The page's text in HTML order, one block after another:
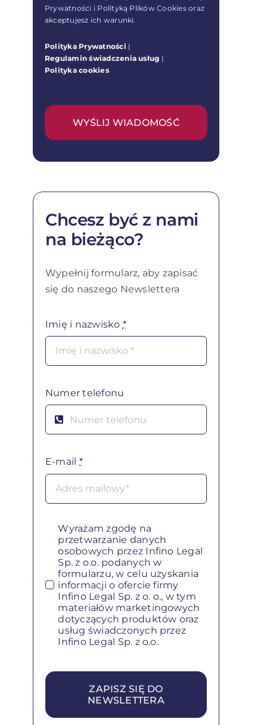
Prywatności i Polityką Plików Cookies oraz
akceptujesz ich warunki.
Polityka Prywatności |
Regulamin świadczenia usług |
Polityka cookies
WYŚLIJ WIADOMOŚĆ
Chcesz być z nami
na bieżąco?
Wypełnij formularz, aby zapisać
się do naszego Newslettera
Imię i nazwisko *
Numer telefonu
E-mail *
Wyrażam zgodę na
przetwarzanie danych
osobowych przez Infino Legal
Sp. z o.o. podanych w
formularzu, w celu uzyskania
informacji o ofercie firmy
Infino Legal Sp. z o. o., w tym
materiałów marketingowych
dotyczących produktów oraz
usług świadczonych przez
Infino Legal Sp. z o.o.
ZAPISZ SIĘ DO
NEWSLETTERA